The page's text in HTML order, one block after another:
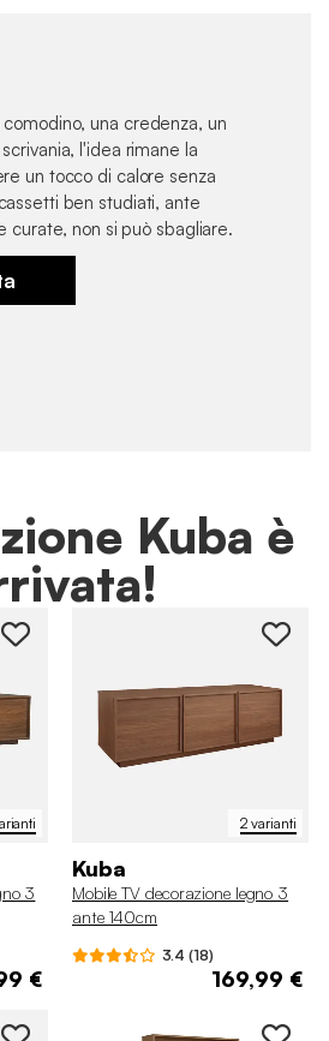
una credenza, un
l'idea rimane la
un tocco di calore senza
ben studiati, ante
curate, non si può sbagliare.
Kuba è
3
€
2 varianti
Kuba
Mobile TV decorazione legno 3
ante 140cm
3.4 (18)
169,99 €